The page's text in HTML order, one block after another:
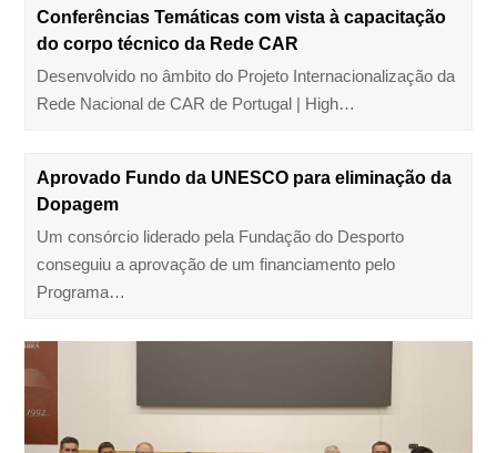
Conferências Temáticas com vista à capacitação
do corpo técnico da Rede CAR
Desenvolvido no âmbito do Projeto Internacionalização da
Rede Nacional de CAR de Portugal | High…
Aprovado Fundo da UNESCO para eliminação da
Dopagem
Um consórcio liderado pela Fundação do Desporto
conseguiu a aprovação de um financiamento pelo
Programa…